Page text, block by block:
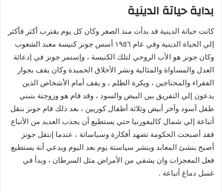
بداية حياتة الدينية
كانت حياتة الدينية قد بدأت منذ الصغر وكان كل يوم يقترب أكثر فأكثر
إلي الحياة الدينية وفي عام ١٩٥٦ أسس جونز كنيسة معبد الشعوب
وكان جونز هو الأب الروحي لتلك الكنيسة ، وإستمر جونز في إدعائة
العدل والمساواة والمثالية ونشر الأخلاق الحميدة وكان يقف بجوار
الفقراء والمحتاجين ، ويكرة الظلم ، و يقف أمام الأشخاص الذين
يدعون إلي التفريق بين البيض والسود ، وقد قام هو وزوجتة بتبني
طفل آسود وآخر أبيض وثلاثة أطفال كوريين ، بعد ذلك قام جونز بنقل
أتباعة إلي شمال كاليفورنيا حتي يستطيع أن يجذب العديد من الأتباع
فقد أصبحت الحكومة تضهد أفكارة وسياساتة ، عندما إنتقل جونز
أصبح ينشئ المعابد وينشر سياستة يوم بعد اليوم ويدعي أنة يستطيع
فعل المعجزات وان يشفي من الأمراض مثل السرطان ، وبدأ في
غسل دماغ أتباعة .